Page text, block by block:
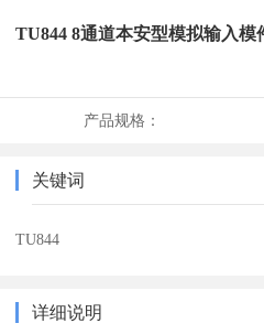
TU844 8通道本安型模拟输入模
产品规格：
关键词
TU844
详细说明